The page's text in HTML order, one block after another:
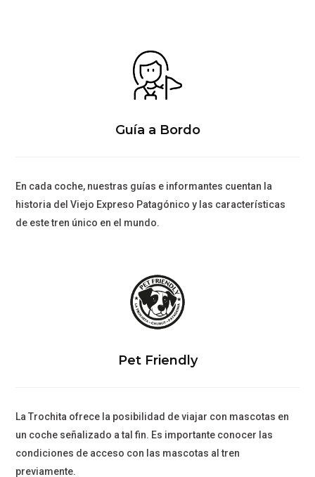
Guía a Bordo
En cada coche, nuestras guías e informantes cuentan la
historia del Viejo Expreso Patagónico y las características
de este tren único en el mundo.
Pet Friendly
La Trochita ofrece la posibilidad de viajar con mascotas en
un coche señalizado a tal fin. Es importante conocer las
condiciones de acceso con las mascotas al tren
previamente.